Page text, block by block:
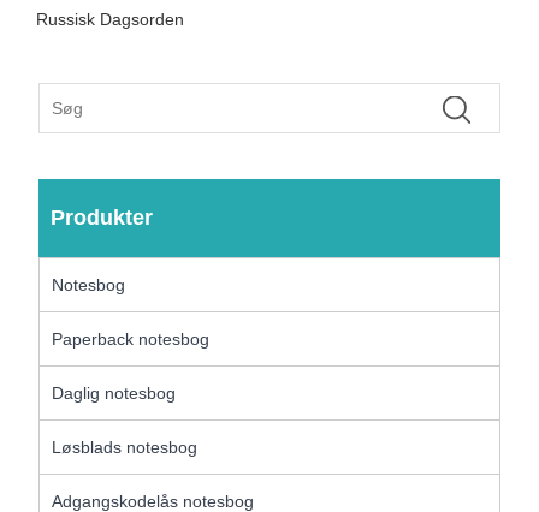
Russisk Dagsorden
Produkter
Notesbog
Paperback notesbog
Daglig notesbog
Løsblads notesbog
Adgangskodelås notesbog